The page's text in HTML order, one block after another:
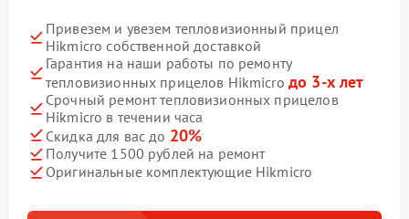
Привезем и увезем тепловизионный прицел
Hikmicro собственной доставкой
Гарантия на наши работы по ремонту
тепловизионных прицелов Hikmicro до 3-х лет
Срочный ремонт тепловизионных прицелов
Hikmicro в течении часа
Скидка для вас до 20%
Получите 1500 рублей на ремонт
Оригинальные комплектующие Hikmicro